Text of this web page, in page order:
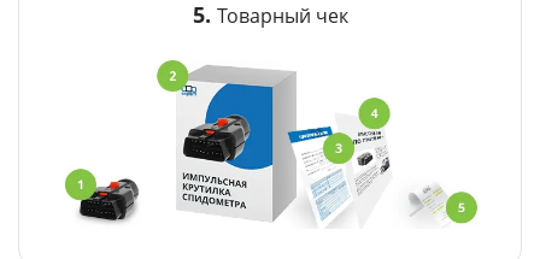
Товарный чек